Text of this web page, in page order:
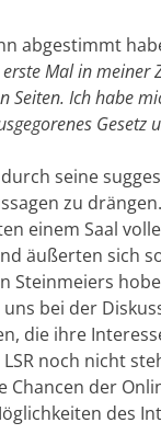
abgestimmt
Mal in meiner
Ich habe
Gesetz
seine
zu
einem Saal
äußerten sich
Steinmeiers
bei der
die ihre
noch nicht
der
des